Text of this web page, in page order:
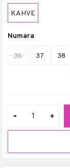
KAHVE
Numara
36 37 38